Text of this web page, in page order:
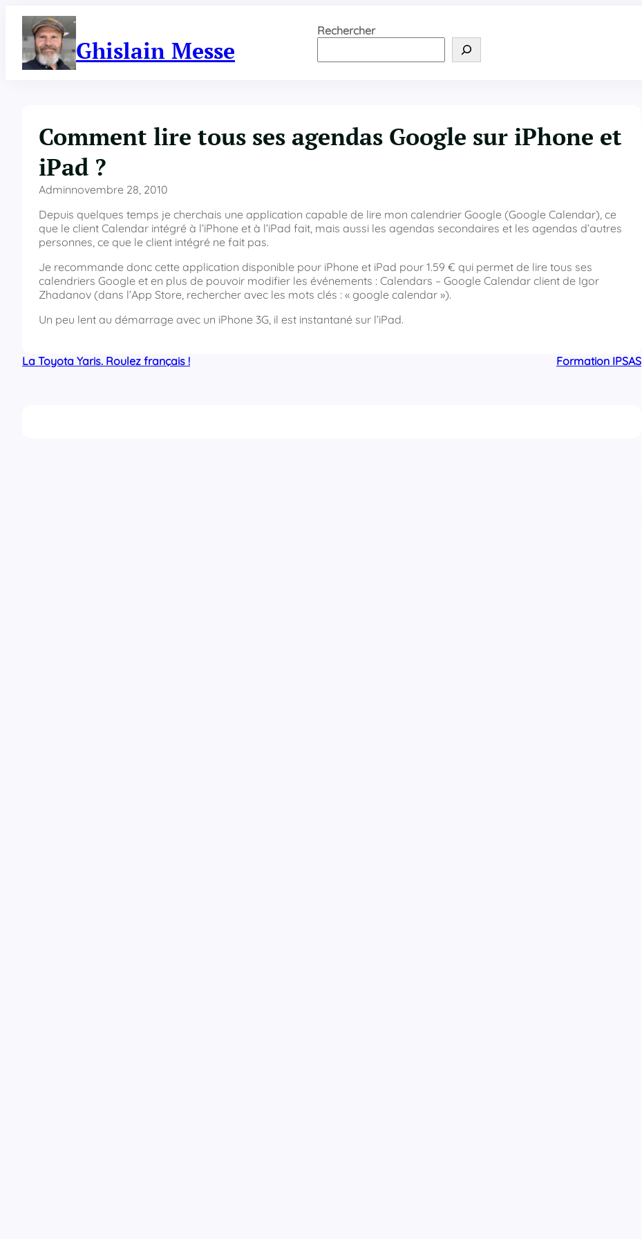
contenu
Ghislain Messe
Rechercher
Comment lire tous ses agendas Google sur iPhone et
iPad ?
Adminnovembre 28, 2010
Depuis quelques temps je cherchais une application capable de lire mon calendrier Google (Google Calendar), ce
que le client Calendar intégré à l’iPhone et à l’iPad fait, mais aussi les agendas secondaires et les agendas d’autres
personnes, ce que le client intégré ne fait pas.
Je recommande donc cette application disponible pour iPhone et iPad pour 1.59 € qui permet de lire tous ses
calendriers Google et en plus de pouvoir modifier les événements : Calendars – Google Calendar client de Igor
Zhadanov (dans l’App Store, rechercher avec les mots clés : « google calendar »).
Un peu lent au démarrage avec un iPhone 3G, il est instantané sur l’iPad.
La Toyota Yaris. Roulez français ! Formation IPSAS